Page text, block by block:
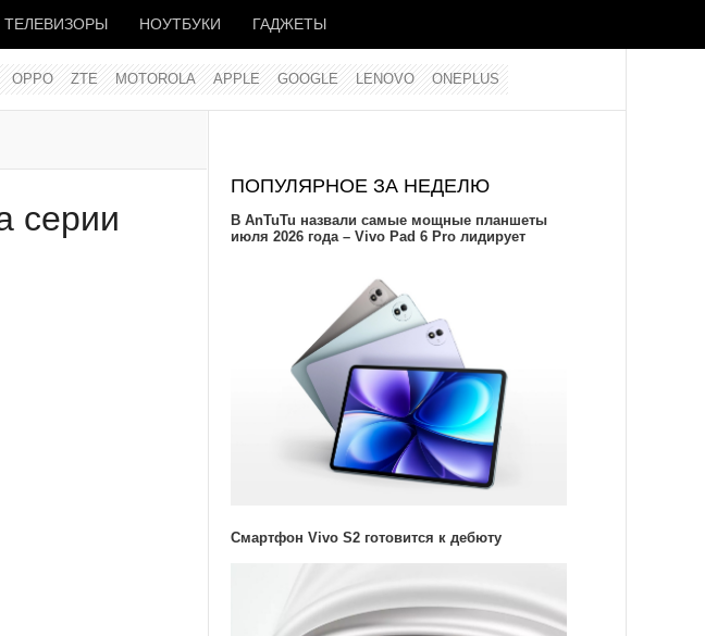
ТЕЛЕВИЗОРЫ НОУТБУКИ ГАДЖЕТЫ
OPPO ZTE MOTOROLA APPLE GOOGLE LENOVO ONEPLUS
серии
ПОПУЛЯРНОЕ ЗА НЕДЕЛЮ
В AnTuTu назвали самые мощные планшеты
июля 2026 года – Vivo Pad 6 Pro лидирует
Смартфон Vivo S2 готовится к дебюту